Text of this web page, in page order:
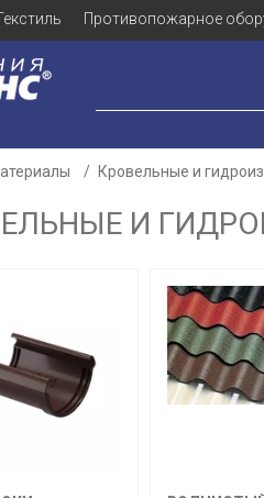
Противопожарное
Кровельные и
И